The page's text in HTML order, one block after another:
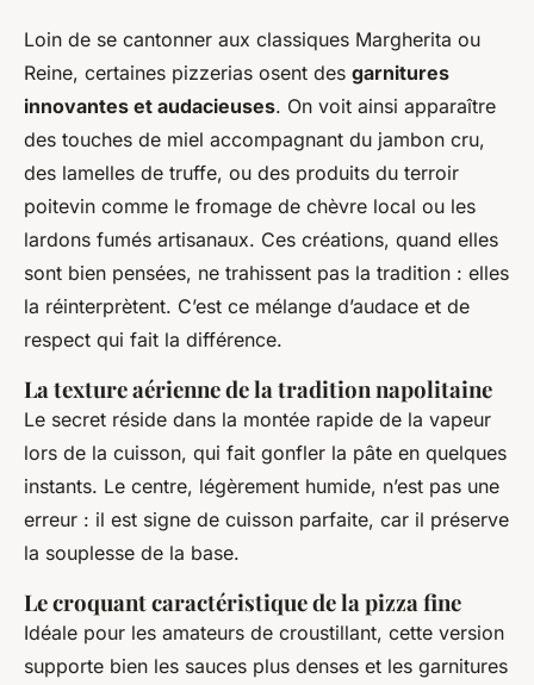
Loin de se cantonner aux classiques Margherita ou
Reine, certaines pizzerias osent des garnitures
innovantes et audacieuses. On voit ainsi apparaître
des touches de miel accompagnant du jambon cru,
des lamelles de truffe, ou des produits du terroir
poitevin comme le fromage de chèvre local ou les
lardons fumés artisanaux. Ces créations, quand elles
sont bien pensées, ne trahissent pas la tradition : elles
la réinterprètent. C’est ce mélange d’audace et de
respect qui fait la différence.
La texture aérienne de la tradition napolitaine
Le secret réside dans la montée rapide de la vapeur
lors de la cuisson, qui fait gonfler la pâte en quelques
instants. Le centre, légèrement humide, n’est pas une
erreur : il est signe de cuisson parfaite, car il préserve
la souplesse de la base.
Le croquant caractéristique de la pizza fine
Idéale pour les amateurs de croustillant, cette version
supporte bien les sauces plus denses et les garnitures